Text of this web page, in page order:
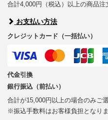
合計4,000円（税込）以上の商品注
お支払い方法
クレジットカード（一括払い）
代金引換
銀行振込（前払い）
合計が15,000円以上の場合のみご
※振込手数料はお客様負担となりま